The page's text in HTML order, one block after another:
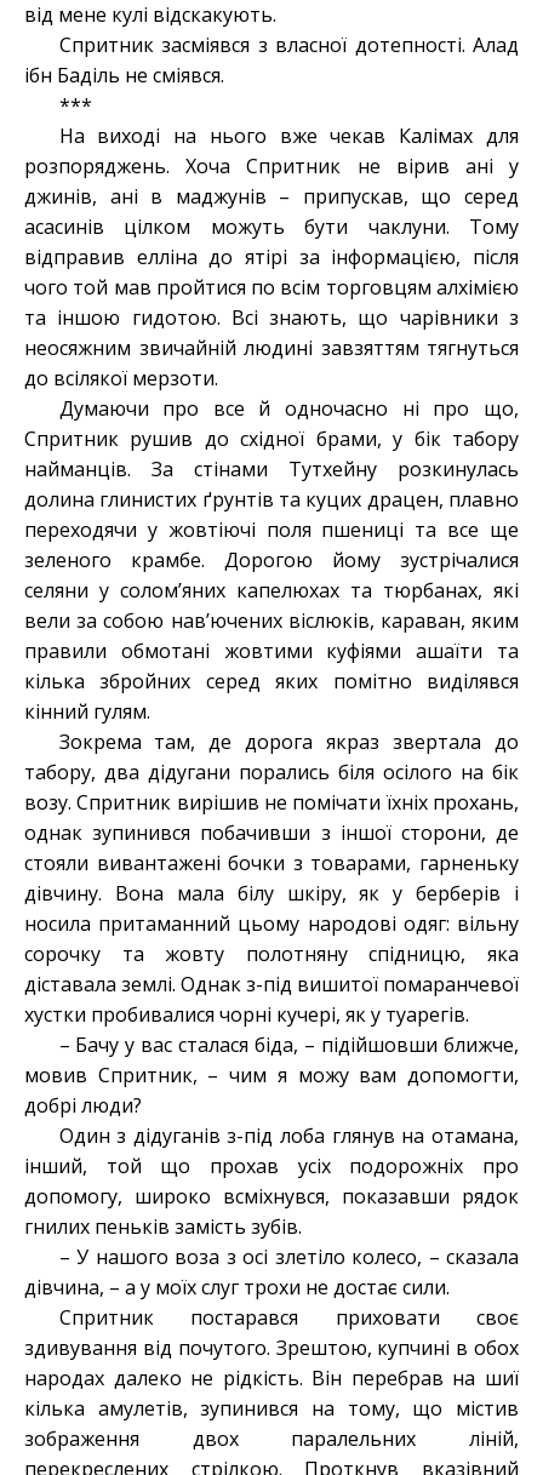
від мене кулі відскакують.
Спритник засміявся з власної дотепності. Алад
ібн Баділь не сміявся.
***
На виході на нього вже чекав Калімах для
розпоряджень. Хоча Спритник не вірив ані у
джинів, ані в маджунів – припускав, що серед
асасинів цілком можуть бути чаклуни. Тому
відправив елліна до ятірі за інформацією, після
чого той мав пройтися по всім торговцям алхімією
та іншою гидотою. Всі знають, що чарівники з
неосяжним звичайній людині завзяттям тягнуться
до всілякої мерзоти.
Думаючи про все й одночасно ні про що,
Спритник рушив до східної брами, у бік табору
найманців. За стінами Тутхейну розкинулась
долина глинистих ґрунтів та куцих драцен, плавно
переходячи у жовтіючі поля пшениці та все ще
зеленого крамбе. Дорогою йому зустрічалися
селяни у солом’яних капелюхах та тюрбанах, які
вели за собою нав’ючених віслюків, караван, яким
правили обмотані жовтими куфіями ашаїти та
кілька збройних серед яких помітно виділявся
кінний гулям.
Зокрема там, де дорога якраз звертала до
табору, два дідугани порались біля осілого на бік
возу. Спритник вирішив не помічати їхніх прохань,
однак зупинився побачивши з іншої сторони, де
стояли вивантажені бочки з товарами, гарненьку
дівчину. Вона мала білу шкіру, як у берберів і
носила притаманний цьому народові одяг: вільну
сорочку та жовту полотняну спідницю, яка
діставала землі. Однак з-під вишитої помаранчевої
хустки пробивалися чорні кучері, як у туарегів.
– Бачу у вас сталася біда, – підійшовши ближче,
мовив Спритник, – чим я можу вам допомогти,
добрі люди?
Один з дідуганів з-під лоба глянув на отамана,
інший, той що прохав усіх подорожніх про
допомогу, широко всміхнувся, показавши рядок
гнилих пеньків замість зубів.
– У нашого воза з осі злетіло колесо, – сказала
дівчина, – а у моїх слуг трохи не достає сили.
Спритник постарався приховати своє
здивування від почутого. Зрештою, купчині в обох
народах далеко не рідкість. Він перебрав на шиї
кілька амулетів, зупинився на тому, що містив
зображення двох паралельних ліній,
перекреслених стрілкою. Проткнув вказівний